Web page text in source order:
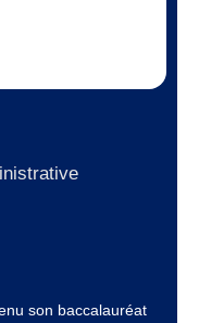
son baccalauréat